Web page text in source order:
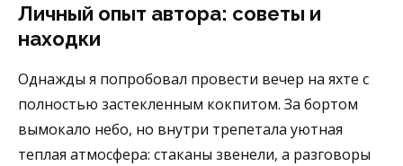
Личный опыт автора: советы и
находки
Однажды я попробовал провести вечер на яхте с
полностью застекленным кокпитом. За бортом
вымокало небо, но внутри трепетала уютная
теплая атмосфера: стаканы звенели, а разговоры